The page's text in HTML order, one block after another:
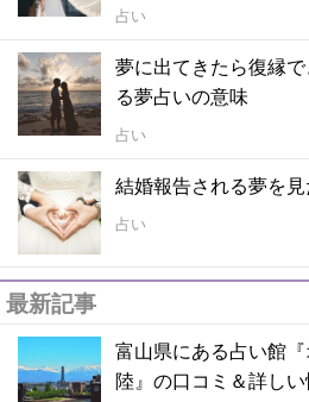
占い
夢に出てきたら復縁
る夢占いの意味
占い
結婚報告される夢を
占い
最新記事
富山県にある占い館
陸』の口コミ＆詳しい